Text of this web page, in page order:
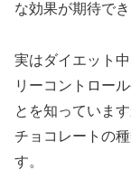
な効果が期待で
実はダイエット
リーコントロー
とを知っていま
チョコレートの
す。